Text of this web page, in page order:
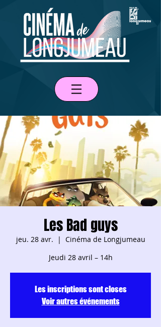
Les Bad guys
jeu. 28 avr.
  |
Cinéma de Longjumeau
Jeudi 28 avril – 14h
Les inscriptions sont closes
Voir autres événements